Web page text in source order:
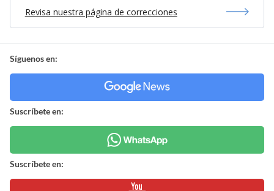
Revisa nuestra página de correcciones
Síguenos en:
Suscríbete en:
Suscríbete en: